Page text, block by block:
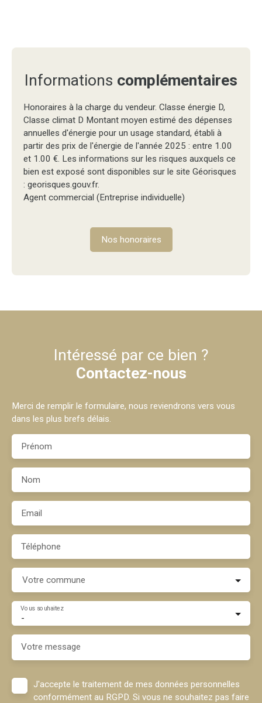
Informations complémentaires
Honoraires à la charge du vendeur. Classe énergie D,
Classe climat D Montant moyen estimé des dépenses
annuelles d'énergie pour un usage standard, établi à
partir des prix de l'énergie de l'année 2025 : entre 1.00
et 1.00 €. Les informations sur les risques auxquels ce
bien est exposé sont disponibles sur le site Géorisques
: georisques.gouv.fr.
Agent commercial (Entreprise individuelle)
Nos honoraires
Intéressé par ce bien ?
Contactez-nous
Merci de remplir le formulaire, nous reviendrons vers vous
dans les plus brefs délais.
Prénom
Nom
Email
Téléphone
Votre commune
-
Vous souhaitez
Votre message
J'accepte le traitement de mes données personnelles
conformément au RGPD. Si vous ne souhaitez pas faire